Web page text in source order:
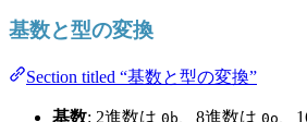
基数と型の変換
Section titled “基数と型の変換”
基数: 2進数は 0b 、8進数は 0o 、